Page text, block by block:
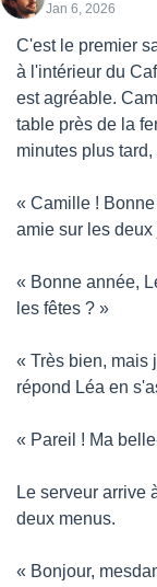
Jan 6, 2026
C'est le premier
à l'intérieur du
est agréable.
table près de la
minutes plus
« Camille !
amie sur les deux
« Bonne année,
les fêtes ? »
« Très bien, mais
répond Léa en
« Pareil ! Ma
Le serveur arrive
deux menus.
« Bonjour,